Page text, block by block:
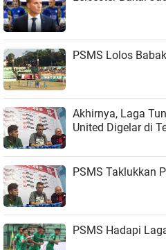
PSMS Lolos
Akhirnya, Laga
United Digelar di
PSMS Taklukkan
PSMS Hadapi